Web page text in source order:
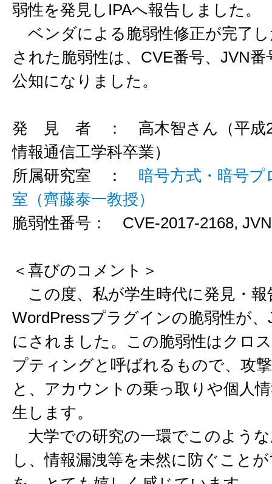
弱性を発見しIPAへ報告しました。
ベンダによる脆弱性修正が完了
された脆弱性は、CVE番号、JVN
公知になりました。
発 見 者 ： 高木智さん（平成
情報通信工学科卒業）
所属研究室 ： 暗号方式・暗号
室（齊藤泰一教授）
脆弱性番号： CVE-2017-2168,
＜喜びのコメント＞
この度、私が学生時代に発見・報
WordPressプラグインの脆弱性が
にされました。この脆弱性はクロ
プティングと呼ばれるもので、攻
と、アカウントの乗っ取りや個人
生します。
大学での研究の一環でこのよう
し、情報漏洩等を未然に防ぐこと